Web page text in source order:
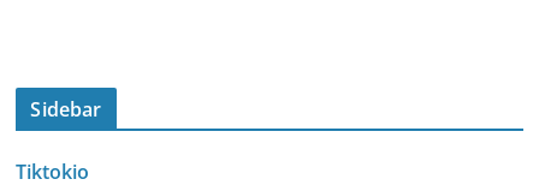
Sidebar
Tiktokio